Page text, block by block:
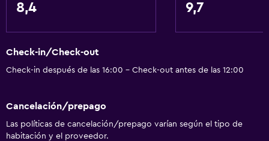
Servicios básicos
Wifi gratis
Extinguidor
Aire acondicionado
Calefacción
Internet gratuito
8,4 9,7
Check-in/Check-out
Check-in después de las 16:00 - Check-out antes de las 12:00
Cancelación/prepago
Las políticas de cancelación/prepago varían según el tipo de
habitación y el proveedor.